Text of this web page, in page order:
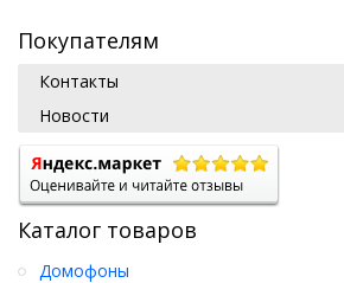
Покупателям
Контакты
Новости
Каталог товаров
Домофоны